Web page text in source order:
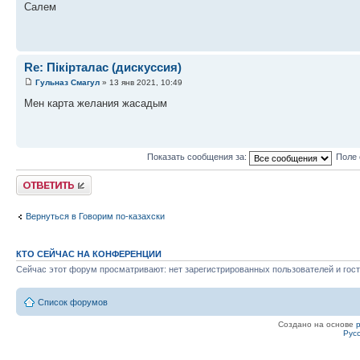
Салем
Re: Пікірталас (дискуссия)
Гульназ Смагул » 13 янв 2021, 10:49
Мен карта желания жасадым
Показать сообщения за: Поле
Ответить
Вернуться в Говорим по-казахски
КТО СЕЙЧАС НА КОНФЕРЕНЦИИ
Сейчас этот форум просматривают: нет зарегистрированных пользователей и
Список форумов
Создано на основе